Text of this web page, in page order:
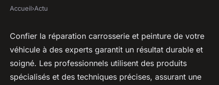
Réparation carrosserie
peinture auto pro : expertises
et solutions fiables
Accueil›Actu
Confier la réparation carrosserie et peinture de votre
véhicule à des experts garantit un résultat durable et
soigné. Les professionnels utilisent des produits
spécialisés et des techniques précises, assurant une